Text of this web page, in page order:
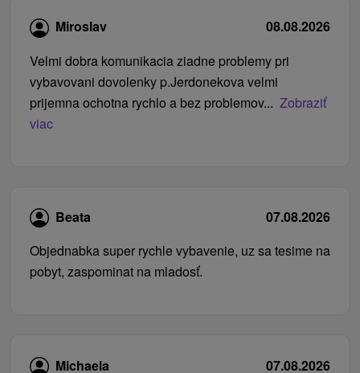
Miroslav
08.08.2026
Velmi dobra komunikacia ziadne problemy pri
vybavovani dovolenky p.Jerdonekova velmi
prijemna ochotna rychlo a bez problemov... Zobraziť
viac
Beata
07.08.2026
Objednabka super rychle vybavenie, uz sa tesime na
pobyt, zaspominat na mladosť.
Michaela
07.08.2026